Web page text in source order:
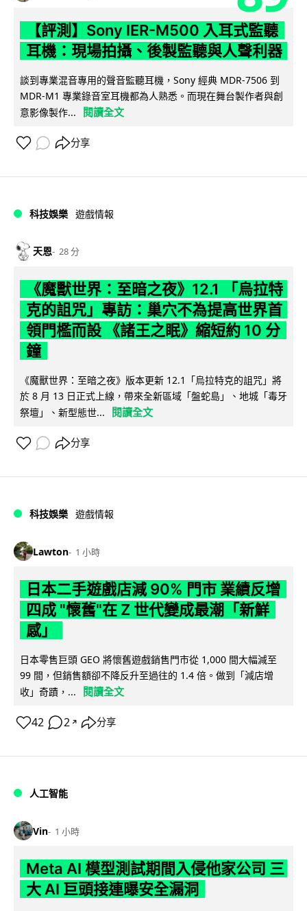
【評測】Sony IER-M500 入耳式監聽
耳機：現場拍攝、後製監聽與人聲利器
談到專業混音專用的聲音監聽耳機，Sony 經典 MDR-7506 到
MDR-M1 專業錄音室耳機都為人熟悉。而現在舞台製作者與創
意影像製作...
閱讀全文
分享
科技娛樂 遊戲情報
天恩 28 分
《魔獸世界：至暗之夜》12.1 「烏拉特
克的詛咒」專訪：巢穴不為提高世界首
領門檻而設 《諸王之眠》縮短約 10 分
鐘
《魔獸世界：至暗之夜》版本更新 12.1「烏拉特克的詛咒」將
於 8 月 13 日正式上線，帶來全新區域「盤蛇島」、地城「毒牙
祭壇」、新型態世...
閱讀全文
分享
科技娛樂 遊戲情報
Lawton 1 小時
日本二手遊戲店減 90% 門市 業績反增
四成 "懷舊"在 Z 世代變成最潮「新鮮
感」
日本零售巨頭 GEO 將懷舊遊戲銷售門市從 1,000 間大幅減至
99 間，但銷售額卻不降反升至過往的 1.4 倍。做到「減店增
收」奇蹟，...
閱讀全文
42 2 ↗ 分享
人工智能
Vin 1 小時
Meta AI 模型測試期間入侵他家公司 三
大 AI 巨頭接連曝安全漏洞